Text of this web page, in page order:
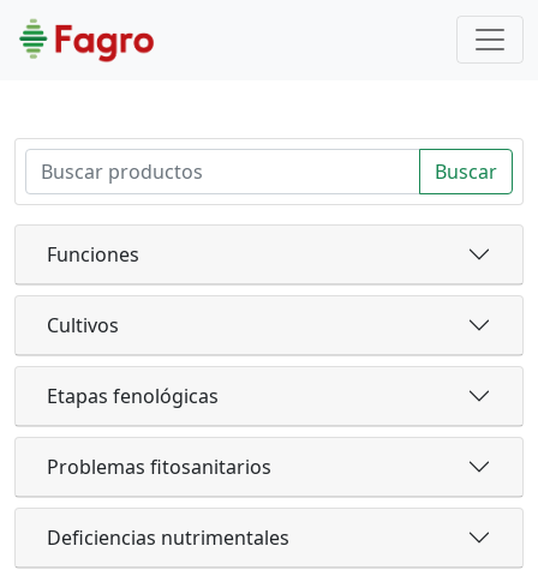
Buscar
Funciones
Cultivos
Etapas fenológicas
Problemas fitosanitarios
Deficiencias nutrimentales